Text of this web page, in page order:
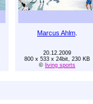
Marcus Ahlm
20.12.2009
800 x 533 x 24bit, 230 KB
© living sports